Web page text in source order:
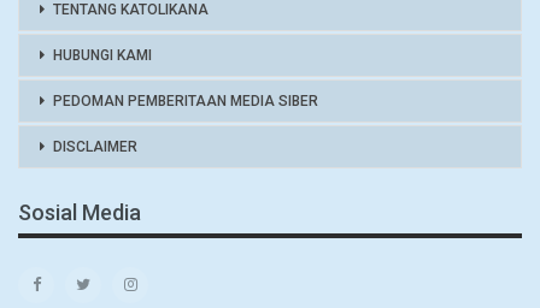
TENTANG KATOLIKANA
HUBUNGI KAMI
PEDOMAN PEMBERITAAN MEDIA SIBER
DISCLAIMER
Sosial Media